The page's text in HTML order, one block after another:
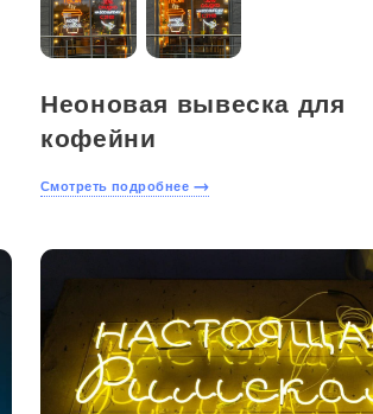
Неоновая вывеска для
кофейни
Смотреть подробнее